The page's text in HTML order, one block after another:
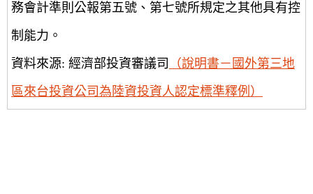
務會計準則公報第五號、第七號所規定之其他具有控
制能力。
資料來源: 經濟部投資審議司
（說明書－國外第三地
區來台投資公司為陸資投資人認定標準釋例）